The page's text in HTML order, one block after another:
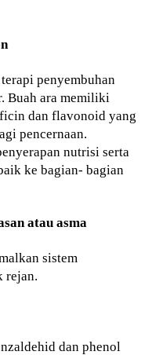
penyembuhan
Buah ara memiliki
dan flavonoid yang
pencernaan.
nutrisi serta
ke bagian- bagian
atau asma
sistem
rejan.
dan phenol